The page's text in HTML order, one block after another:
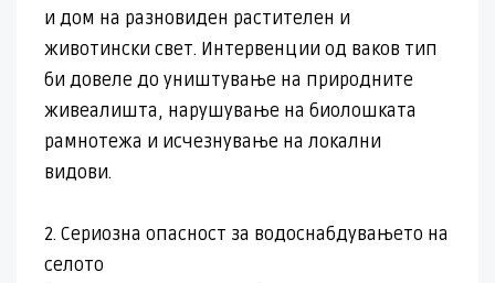
и дом на разновиден растителен и
животински свет. Интервенции од ваков тип
би довеле до уништување на природните
живеалишта, нарушување на биолошката
рамнотежа и исчезнување на локални
видови.
2. Сериозна опасност за водоснабдувањето на
селото